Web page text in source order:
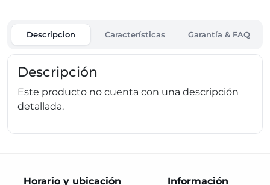
Descripcion Características Garantía & FAQ
Descripción
Este producto no cuenta con una descripción
detallada.
Información
Horario y ubicación